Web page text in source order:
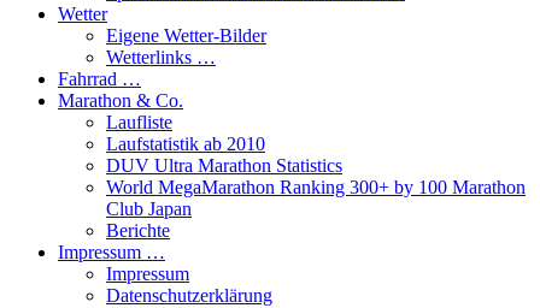
Wetter
Eigene Wetter-Bilder
Wetterlinks …
Fahrrad …
Marathon & Co.
Laufliste
Laufstatistik ab 2010
DUV Ultra Marathon Statistics
World MegaMarathon Ranking 300+ by 100 Marathon
Club Japan
Berichte
Impressum …
Impressum
Datenschutzerklärung